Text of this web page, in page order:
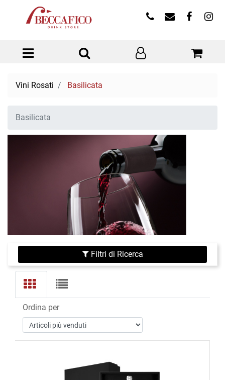
Open menu
Vini Rosati Basilicata
Basilicata
Filtri di Ricerca
Ordina per